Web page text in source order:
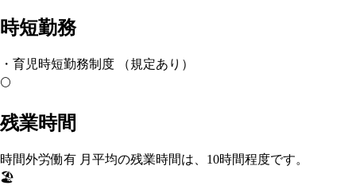
時短勤務
・育児時短勤務制度 （規定あり）
🌕
残業時間
時間外労働有 月平均の残業時間は、10時間程度です。
🏖️